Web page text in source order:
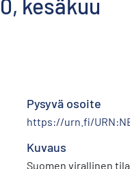
kesäkuu
Pysyvä osoite
https://urn.fi/
Kuvaus
Suomen virallinen